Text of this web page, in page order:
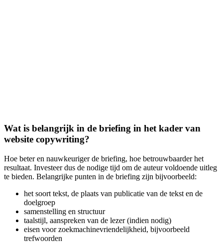
Wat is belangrijk in de briefing in het kader van
website copywriting?
Hoe beter en nauwkeuriger de briefing, hoe betrouwbaarder het
resultaat. Investeer dus de nodige tijd om de auteur voldoende uitleg
te bieden. Belangrijke punten in de briefing zijn bijvoorbeeld:
het soort tekst, de plaats van publicatie van de tekst en de
doelgroep
samenstelling en structuur
taalstijl, aanspreken van de lezer (indien nodig)
eisen voor zoekmachinevriendelijkheid, bijvoorbeeld
trefwoorden